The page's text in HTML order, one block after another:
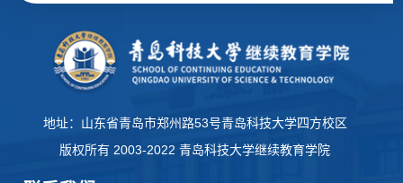
地址：山东省青岛市郑州路53号青岛科技大学四方校区
版权所有 2003-2022 青岛科技大学继续教育学院